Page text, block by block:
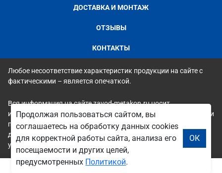
ДОСТАВКА И МОНТАЖ
ОТЗЫВЫ
КОНТАКТЫ
Любое несоответствие характеристик продукции на сайте с
фактическими – является опечаткой.
Вся информация на сайте zavod-metakon.ru носит
исключительно ознакомительный и справочный характер и ни
при каких условиях не является публичной офертой. Всю
дополнительную информацию можно узнать по телефонам
указанным на сайте.
Продолжая пользоваться сайтом, вы
соглашаетесь на обработку данных cookies
для корректной работы сайта, анализа его
посещаемости и других целей,
предусмотренных Политикой.
ОК